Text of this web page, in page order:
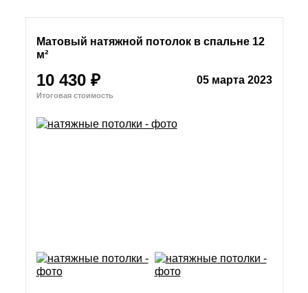
По типу помещения
Услуги и сервис
Матовый натяжной потолок в спальне 12
м²
10 430 ₽ 05 марта 2023